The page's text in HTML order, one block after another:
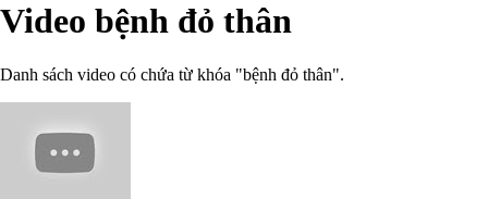
Video bệnh đỏ thân
Danh sách video có chứa từ khóa "bệnh đỏ thân".